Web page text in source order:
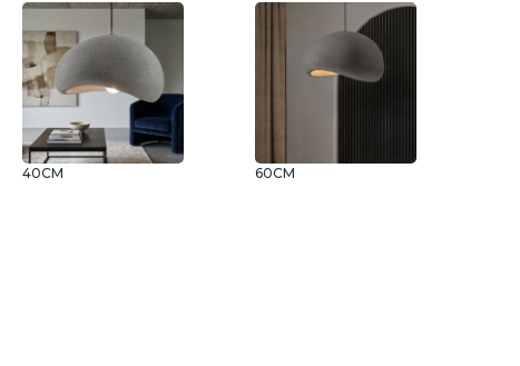
40CM 60CM